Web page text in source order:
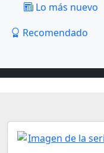
Lo más nuevo
Recomendado